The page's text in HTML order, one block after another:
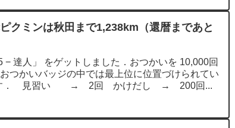
クミンは秋田まで1,238km（還暦まであと
− 達人」 をゲットしました．おつかいを 10,000回
つかいバッジの中では最上位に位置づけられてい
です． 見習い → 2回 かけだし → 200回...